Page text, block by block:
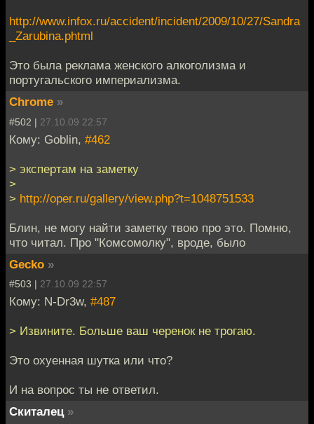
http://www.infox.ru/accident/incident/2009/10/27/Sandra
_Zarubina.phtml
Это была реклама женского алкоголизма и
португальского империализма.
Chrome »
#502 | 27.10.09 22:57
Кому: Goblin, #462
> экспертам на заметку
>
> http://oper.ru/gallery/view.php?t=1048751533
Блин, не могу найти заметку твою про это. Помню,
что читал. Про "Комсомолку", вроде, было
Gecko »
#503 | 27.10.09 22:57
Кому: N-Dr3w, #487
> Извините. Больше ваш черенок не трогаю.
Это охуенная шутка или что?
И на вопрос ты не ответил.
Скиталец »